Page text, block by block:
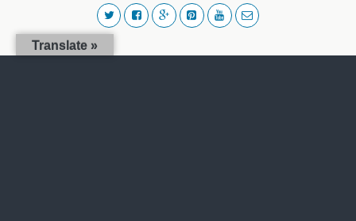
Translate »